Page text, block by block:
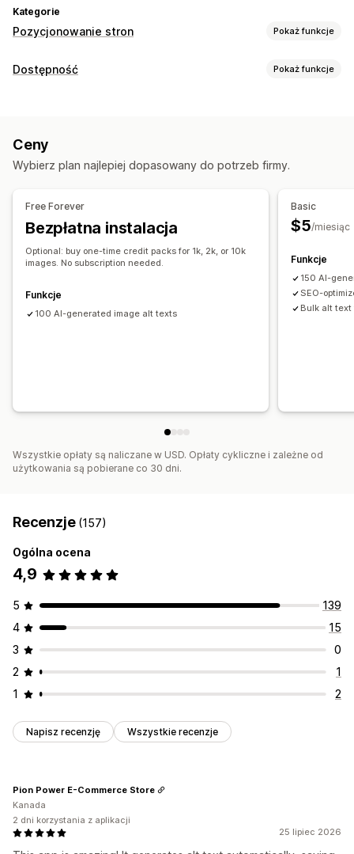
Kategorie
Pozycjonowanie stron Pokaż funkcje
Narzędzia SEO
Optymalizacja metadanych
Informacje i wskazówki
Analizy słów kluczowych
Dostępność Pokaż funkcje
Oparte na sztucznej inteligencji
Ceny
Wybierz plan najlepiej dopasowany do potrzeb firmy.
Free Forever
Bezpłatna instalacja
Optional: buy one-time credit packs for 1k, 2k, or 10k
images. No subscription needed.
Funkcje
100 AI-generated image alt texts
Basic
$5/miesiąc
Funkcje
150 AI-
SEO-
Bulk alt text
Wszystkie opłaty są naliczane w USD. Opłaty cykliczne i zależne od
użytkowania są pobierane co 30 dni.
Recenzje (157)
Ogólna ocena
4,9
5
139
4
15
3
0
2
1
1
2
Napisz recenzję Wszystkie recenzje
25 lipiec 2026
Pion Power E-Commerce Store
Kanada
2 dni korzystania z aplikacji